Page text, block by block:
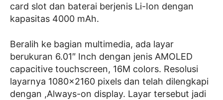
card slot dan baterai berjenis Li-Ion dengan
kapasitas 4000 mAh.
Beralih ke bagian multimedia, ada layar
berukuran 6.01″ Inch dengan jenis AMOLED
capacitive touchscreen, 16M colors. Resolusi
layarnya 1080×2160 pixels dan telah dilengkapi
dengan ,Always-on display. Layar tersebut jadi